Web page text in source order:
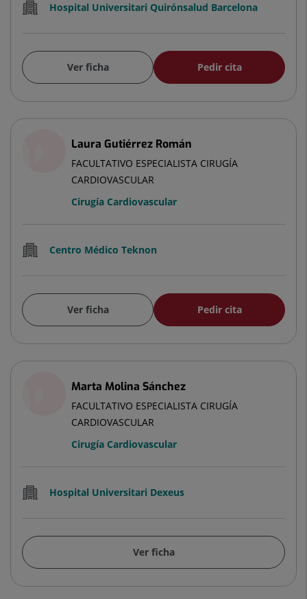
Hospital Universitari Quirónsalud Barcelona
Ver ficha Pedir cita
Laura Gutiérrez Román
FACULTATIVO ESPECIALISTA CIRUGÍA
CARDIOVASCULAR
Cirugía Cardiovascular
Centro Médico Teknon
Ver ficha Pedir cita
Marta Molina Sánchez
FACULTATIVO ESPECIALISTA CIRUGÍA
CARDIOVASCULAR
Cirugía Cardiovascular
Hospital Universitari Dexeus
Ver ficha